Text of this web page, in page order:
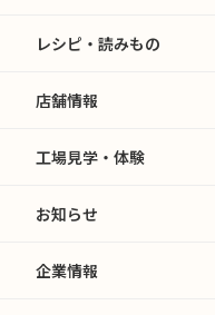
レシピ・読みもの
店舗情報
工場見学・体験
お知らせ
企業情報